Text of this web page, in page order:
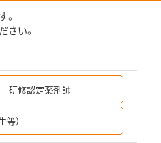
。
さい。
研修認定薬剤師
）